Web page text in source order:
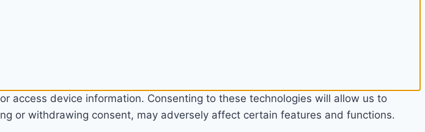
access device information. Consenting to these technologies will allow us to
or withdrawing consent, may adversely affect certain features and functions.